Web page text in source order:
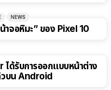
NEWS
จอหิมะ” ของ Pixel 10
ด้รับการออกแบบหน้าต่าง
านได้แล้วบน Android